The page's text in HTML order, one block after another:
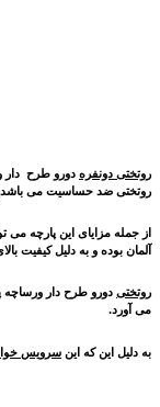
روتختی دونفره دورو طرح دار
روتختی ضد حساسیت می باشد
از جمله مزایای این پارچه
آلمان بوده و به دلیل کیفیت
روتختی دورو طرح دار ورساچه
می آورد.
به دلیل این که این سرویس